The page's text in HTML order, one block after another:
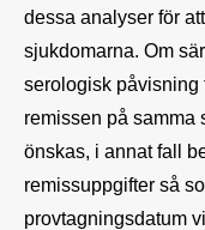
dessa analyser för
sjukdomarna. Om
serologisk påvisning
remissen på samma
önskas, i annat fall
remissuppgifter så
provtagningsdatum